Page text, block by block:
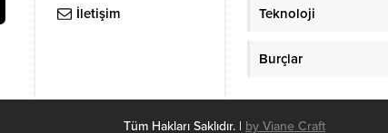
İletişim Teknoloji
Burçlar
Tüm Hakları Saklıdır. | by Viane Craft